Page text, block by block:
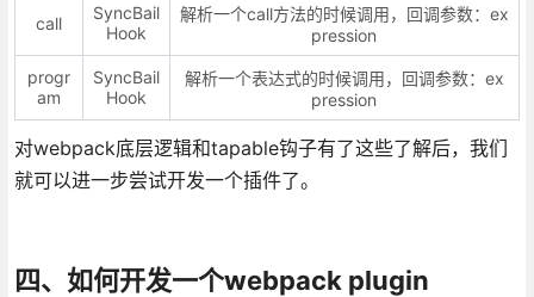
call
SyncBail
Hook
解析一个call方法的时候调用，回调参数：ex
pression
progr
am
SyncBail
Hook
解析一个表达式的时候调用，回调参数：ex
pression
对webpack底层逻辑和tapable钩子有了这些了解后，我们
就可以进一步尝试开发一个插件了。
四、如何开发一个webpack plugin